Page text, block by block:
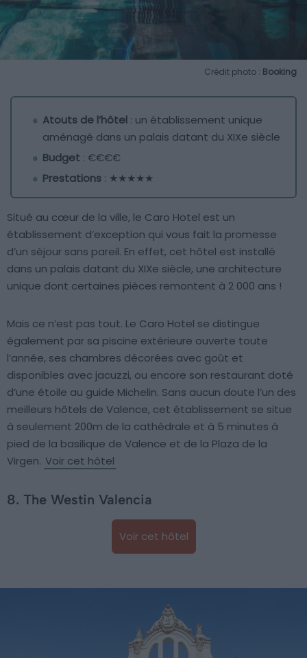
Crédit photo : Booking
Atouts de l’hôtel : un établissement unique
aménagé dans un palais datant du XIXe siècle
Budget : €€€€
Prestations : ★★★★★
Situé au cœur de la ville, le Caro Hotel est un
établissement d’exception qui vous fait la promesse
d’un séjour sans pareil. En effet, cet hôtel est installé
dans un palais datant du XIXe siècle, une architecture
unique dont certaines pièces remontent à 2 000 ans !
Mais ce n’est pas tout. Le Caro Hotel se distingue
également par sa piscine extérieure ouverte toute
l’année, ses chambres décorées avec goût et
disponibles avec jacuzzi, ou encore son restaurant doté
d’une étoile au guide Michelin. Sans aucun doute l’un des
meilleurs hôtels de Valence, cet établissement se situe
à seulement 200m de la cathédrale et à 5 minutes à
pied de la basilique de Valence et de la Plaza de la
Virgen. Voir cet hôtel
8. The Westin Valencia
Voir cet hôtel